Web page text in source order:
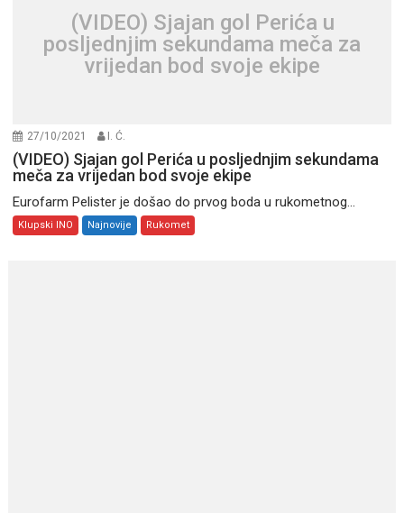
(VIDEO) Sjajan gol Perića u
posljednjim sekundama meča za
vrijedan bod svoje ekipe
27/10/2021 I. Ć.
(VIDEO) Sjajan gol Perića u posljednjim sekundama
meča za vrijedan bod svoje ekipe
Eurofarm Pelister je došao do prvog boda u rukometnog...
Klupski INO Najnovije Rukomet